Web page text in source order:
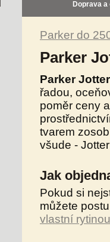
Doprava a
Parker do
Parker
Parker Jotter
řadou,
poměr ceny
tvarem
všude -
Jak
Pokud si
můžete
vlastní